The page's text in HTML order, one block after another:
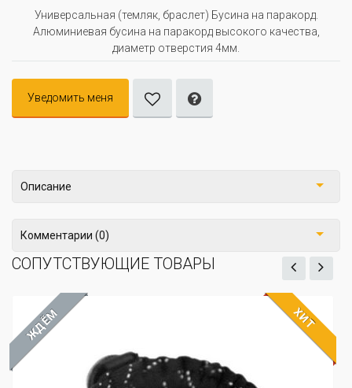
Универсальная (темляк, браслет) Бусина на паракорд.
Алюминиевая бусина на паракорд высокого качества,
диаметр отверстия 4мм.
Уведомить меня
Описание
Комментарии (0)
СОПУТСТВУЮЩИЕ ТОВАРЫ
ЖДЁМ ХИТ